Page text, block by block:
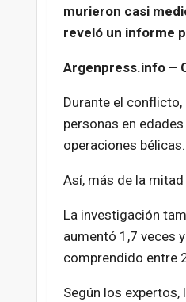
murieron casi
reveló un informe
Argenpress.info –
Durante el
personas en
operaciones bélicas.
Así, más de la
La investigación
aumentó 1,7 veces
comprendido entre
Según los